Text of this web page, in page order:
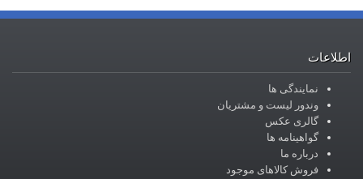
اطلاعات
نمایندگی ها
وندور لیست و مشتریان
گالری عکس
گواهینامه ها
درباره ما
فروش کالاهای موجود